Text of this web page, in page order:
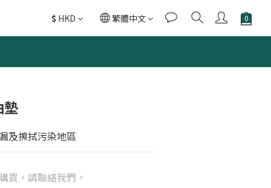
$ HKD 繁體中文
及擦拭污染地區
買，請聯絡我們。